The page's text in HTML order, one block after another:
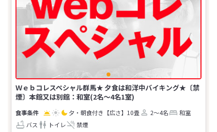
Ｗｅｂコレスペシャル群馬★ 夕食は和洋中バイキング★〔禁
煙〕本館又は別館：和室(2名～4名1室)
夕・朝食付き 【広さ】10畳 2～4名
和室
バス
トイレ 禁煙